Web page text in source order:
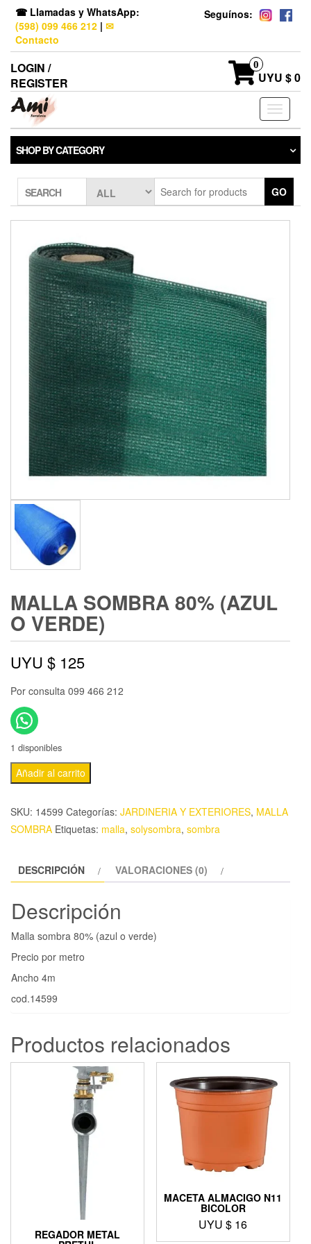
☎ Llamadas y WhatsApp:
(598) 099 466 212 | ✉
Contacto
Seguínos:
LOGIN /
REGISTER
0
UYU $ 0
Toggle
SHOP BY CATEGORY
SEARCH GO
MALLA SOMBRA 80% (AZUL
O VERDE)
UYU $ 125
Por consulta 099 466 212
1 disponibles
Añadir al carrito
SKU: 14599 Categorías: JARDINERIA Y EXTERIORES, MALLA
SOMBRA Etiquetas: malla, solysombra, sombra
DESCRIPCIÓN VALORACIONES (0)
Descripción
Malla sombra 80% (azul o verde)
Precio por metro
Ancho 4m
cod.14599
Productos relacionados
REGADOR METAL
MACETA ALMACIGO N11
BICOLOR
UYU $ 16